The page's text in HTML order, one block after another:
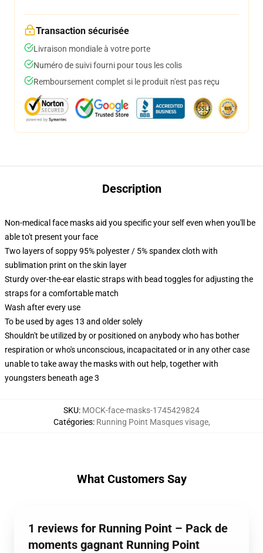
Transaction sécurisée
Livraison mondiale à votre porte
Numéro de suivi fourni pour tous les colis
Remboursement complet si le produit n'est pas reçu
Description
Non-medical face masks aid you specific your self even when you'll be
able to't present your face
Two layers of soppy 95% polyester / 5% spandex cloth with
sublimation print on the skin layer
Sturdy over-the-ear elastic straps with bead toggles for adjusting the
straps for a comfortable match
Wash after every use
To be used by ages 13 and older solely
Shouldn't be utilized by or positioned on anybody who has bother
respiration or who's unconscious, incapacitated or in any other case
unable to take away the masks with out help, together with
youngsters beneath age 3
SKU: MOCK-face-masks-1745429824
Catégories: Running Point Masques visage,
What Customers Say
1 reviews for Running Point – Pack de
moments gagnant Running Point